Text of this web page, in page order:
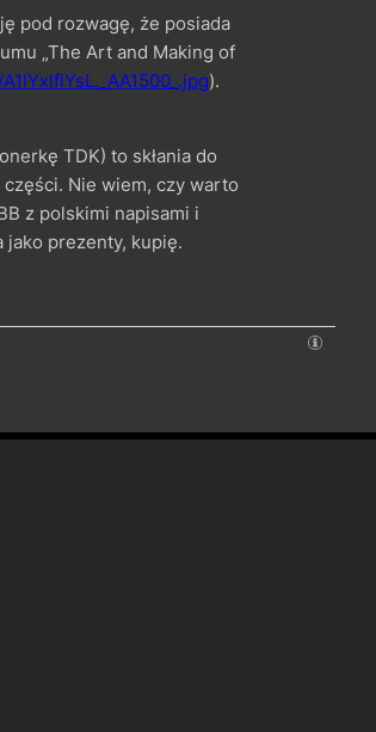
pod rozwagę, że posiada
„The Art and Making of
).
TDK) to skłania do
Nie wiem, czy warto
z polskimi napisami i
jako prezenty, kupię.